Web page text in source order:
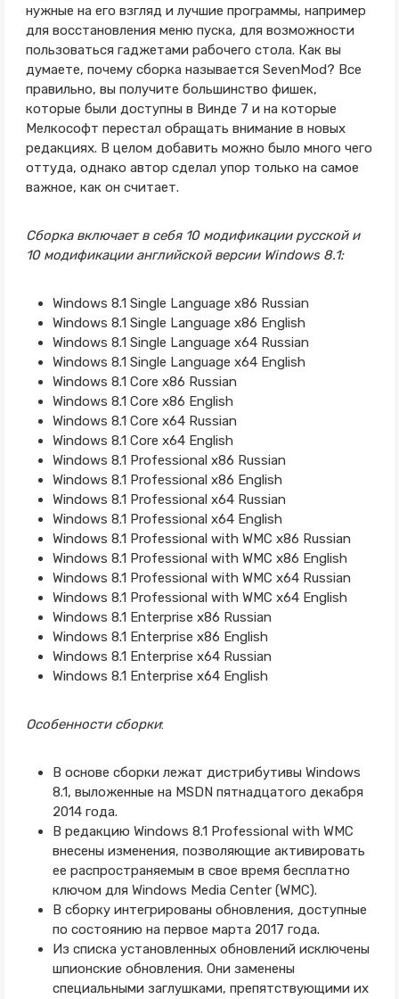
нужные на его взгляд и лучшие программы, например
для восстановления меню пуска, для возможности
пользоваться гаджетами рабочего стола. Как вы
думаете, почему сборка называется SevenMod? Все
правильно, вы получите большинство фишек,
которые были доступны в Винде 7 и на которые
Мелкософт перестал обращать внимание в новых
редакциях. В целом добавить можно было много чего
оттуда, однако автор сделал упор только на самое
важное, как он считает.
Сборка включает в себя 10 модификации русской и
10 модификации английской версии Windows 8.1:
Windows 8.1 Single Language x86 Russian
Windows 8.1 Single Language x86 English
Windows 8.1 Single Language x64 Russian
Windows 8.1 Single Language x64 English
Windows 8.1 Core x86 Russian
Windows 8.1 Core x86 English
Windows 8.1 Core x64 Russian
Windows 8.1 Core x64 English
Windows 8.1 Professional x86 Russian
Windows 8.1 Professional x86 English
Windows 8.1 Professional x64 Russian
Windows 8.1 Professional x64 English
Windows 8.1 Professional with WMC x86 Russian
Windows 8.1 Professional with WMC x86 English
Windows 8.1 Professional with WMC x64 Russian
Windows 8.1 Professional with WMC x64 English
Windows 8.1 Enterprise x86 Russian
Windows 8.1 Enterprise x86 English
Windows 8.1 Enterprise x64 Russian
Windows 8.1 Enterprise x64 English
Особенности сборки:
В основе сборки лежат дистрибутивы Windows
8.1, выложенные на MSDN пятнадцатого декабря
2014 года.
В редакцию Windows 8.1 Professional with WMC
внесены изменения, позволяющие активировать
ее распространяемым в свое время бесплатно
ключом для Windows Media Center (WMC).
В сборку интегрированы обновления, доступные
по состоянию на первое марта 2017 года.
Из списка установленных обновлений исключены
шпионские обновления. Они заменены
специальными заглушками, препятствующими их